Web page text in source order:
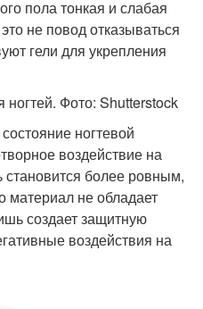
пола тонкая и слабая
не повод отказываться
гели для укрепления
Фото: Shutterstock
ногтевой
воздействие на
становится более ровным,
материал не обладает
создает защитную
воздействия на